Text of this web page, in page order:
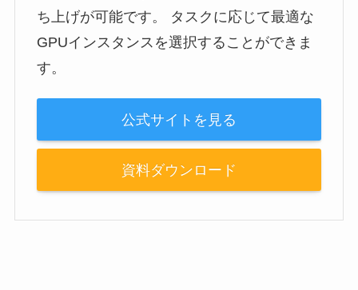
ち上げが可能です。 タスクに応じて最適な
GPUインスタンスを選択することができま
す。
公式サイトを見る
資料ダウンロード